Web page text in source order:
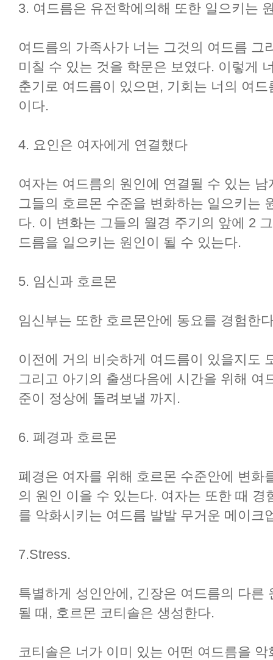
3. 여드름은 유전학에의해 또한 일으키는
여드름의 가족사가 너는 그것의 여드름 그
미칠 수 있는 것을 학문은 보였다. 이렇게
춘기로 여드름이 있으면, 기회는 너의 여
이다.
4. 요인은 여자에게 연결했다
여자는 여드름의 원인에 연결될 수 있는
그들의 호르몬 수준을 변화하는 일으키는
다. 이 변화는 그들의 월경 주기의 앞에 2
드름을 일으키는 원인이 될 수 있는다.
5. 임신과 호르몬
임신부는 또한 호르몬안에 동요를 경험한
이전에 거의 비슷하게 여드름이 있을지도
그리고 아기의 출생다음에 시간을 위해 여
준이 정상에 돌려보낼 까지.
6. 폐경과 호르몬
폐경은 여자를 위해 호르몬 수준안에 변화
의 원인 이을 수 있는다. 여자는 또한 때
를 악화시키는 여드름 발발 무거운 메이크
7.Stress.
특별하게 성인안에, 긴장은 여드름의 다른
될 때, 호르몬 코티솔은 생성한다.
코티솔은 너가 이미 있는 어떤 여드름을